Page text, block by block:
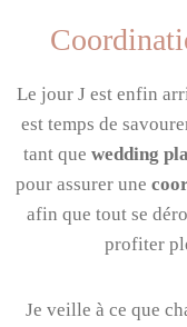
Le jour J est enfin
est temps de
tant que wedding
pour assurer une
afin que tout se
profiter
Je veille à ce que